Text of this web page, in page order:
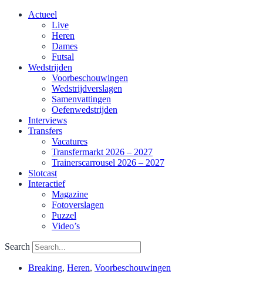
Actueel
Live
Heren
Dames
Futsal
Wedstrijden
Voorbeschouwingen
Wedstrijdverslagen
Samenvattingen
Oefenwedstrijden
Interviews
Transfers
Vacatures
Transfermarkt 2026 – 2027
Trainerscarrousel 2026 – 2027
Slotcast
Interactief
Magazine
Fotoverslagen
Puzzel
Video’s
Search
Breaking, Heren, Voorbeschouwingen